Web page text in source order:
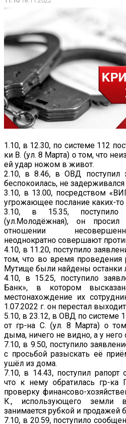
1.10, в 12.30, по системе 112
ки В. (ул. 8 Марта) о том, что
ей удар ножом в живот.
2.10, в 8.46, в ОВД поступил
беспокоилась, не
3.10, в 13.00, посредством
угрожающее послание каких-то
3.10, в 15.35, поступило
(ул.Молодёжная), он
отношении
неоднократно совершают
4.10, в 11.20, поступило
том, что во время
Мутище были найдены останки
4.10, в 15.25, поступило
Банк», в котором
местонахождение их
1.07.2022 г. он перестал
5.10, в 23.12, в ОВД по системе
от гр-на С. (ул. 8 Марта) о
дыма, ничего не видно, а у него
7.10, в 9.50, поступило
с просьбой разыскать её
ушёл из дома.
7.10, в 14.43, поступил
что к нему обратилась гр-ка
проверку финансово-
К., использующего земли
занимается рубкой и продажей
7.10, в 20.59, поступило